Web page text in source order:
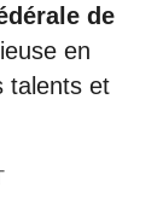
de
en
talents et